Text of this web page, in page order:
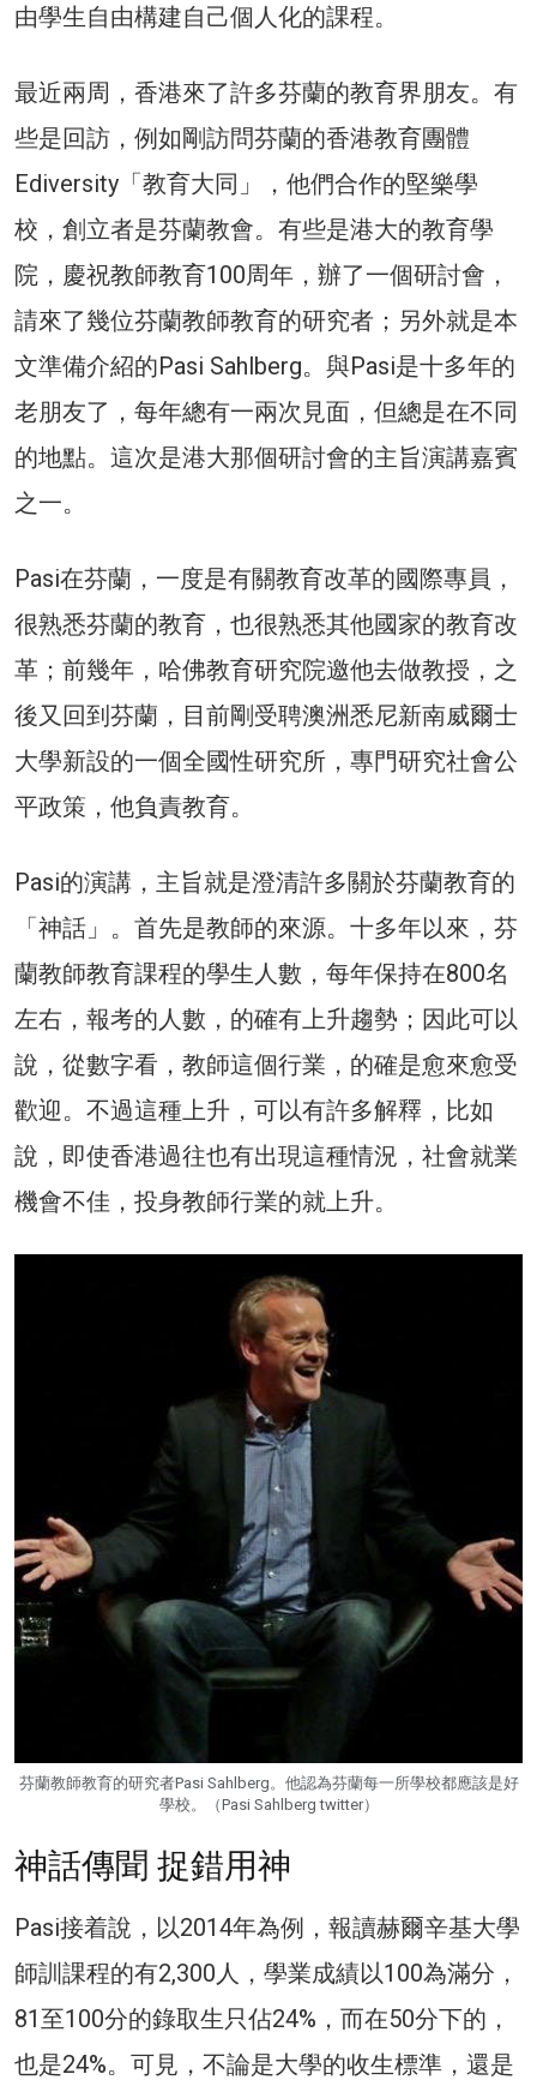
由學生自由構建自己個人化的課程。
最近兩周，香港來了許多芬蘭的教育界朋友。有
些是回訪，例如剛訪問芬蘭的香港教育團體
Ediversity「教育大同」，他們合作的堅樂學
校，創立者是芬蘭教會。有些是港大的教育學
院，慶祝教師教育100周年，辦了一個研討會，
請來了幾位芬蘭教師教育的研究者；另外就是本
文準備介紹的Pasi Sahlberg。與Pasi是十多年的
老朋友了，每年總有一兩次見面，但總是在不同
的地點。這次是港大那個研討會的主旨演講嘉賓
之一。
Pasi在芬蘭，一度是有關教育改革的國際專員，
很熟悉芬蘭的教育，也很熟悉其他國家的教育改
革；前幾年，哈佛教育研究院邀他去做教授，之
後又回到芬蘭，目前剛受聘澳洲悉尼新南威爾士
大學新設的一個全國性研究所，專門研究社會公
平政策，他負責教育。
Pasi的演講，主旨就是澄清許多關於芬蘭教育的
「神話」。首先是教師的來源。十多年以來，芬
蘭教師教育課程的學生人數，每年保持在800名
左右，報考的人數，的確有上升趨勢；因此可以
說，從數字看，教師這個行業，的確是愈來愈受
歡迎。不過這種上升，可以有許多解釋，比如
說，即使香港過往也有出現這種情況，社會就業
機會不佳，投身教師行業的就上升。
芬蘭教師教育的研究者Pasi Sahlberg。他認為芬蘭每一所學校都應該是好
學校。（Pasi Sahlberg twitter）
神話傳聞 捉錯用神
Pasi接着說，以2014年為例，報讀赫爾辛基大學
師訓課程的有2,300人，學業成績以100為滿分，
81至100分的錄取生只佔24%，而在50分下的，
也是24%。可見，不論是大學的收生標準，還是